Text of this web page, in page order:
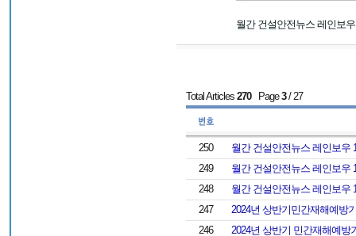
월간 건설안전뉴스 레인보
Total Articles 270Page3/ 27
250
월간 건설안전뉴스 레인보우
249
월간 건설안전뉴스 레인보우
248
월간 건설안전뉴스 레인보우
247
2024년 상반기민간재해예방
246
2024년 상반기 민간재해예방